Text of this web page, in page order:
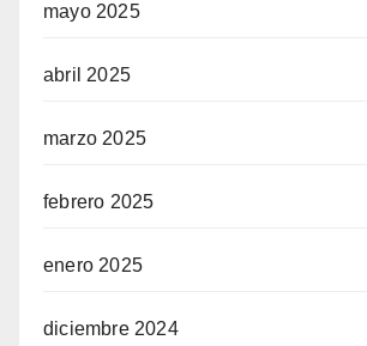
mayo 2025
abril 2025
marzo 2025
febrero 2025
enero 2025
diciembre 2024